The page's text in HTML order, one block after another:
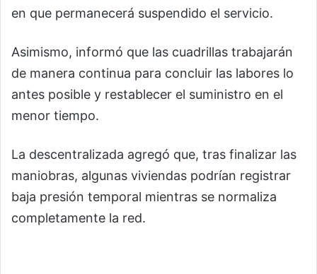
en que permanecerá suspendido el servicio.
Asimismo, informó que las cuadrillas trabajarán
de manera continua para concluir las labores lo
antes posible y restablecer el suministro en el
menor tiempo.
La descentralizada agregó que, tras finalizar las
maniobras, algunas viviendas podrían registrar
baja presión temporal mientras se normaliza
completamente la red.